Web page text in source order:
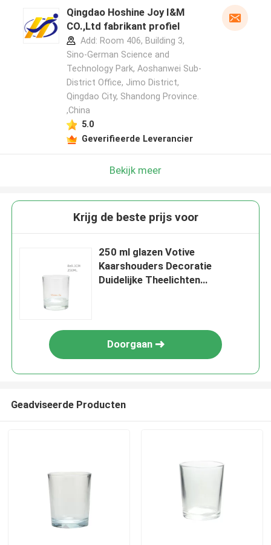
Qingdao Hoshine Joy I&M
CO.,Ltd fabrikant profiel
Add: Room 406, Building 3,
Sino-German Science and
Technology Park, Aoshanwei Sub-
District Office, Jimo District,
Qingdao City, Shandong Province.
,China
5.0
Geverifieerde Leverancier
Bekijk meer
Krijg de beste prijs voor
250 ml glazen Votive
Kaarshouders Decoratie
Duidelijke Theelichten
Doorgaan
Geadviseerde Producten